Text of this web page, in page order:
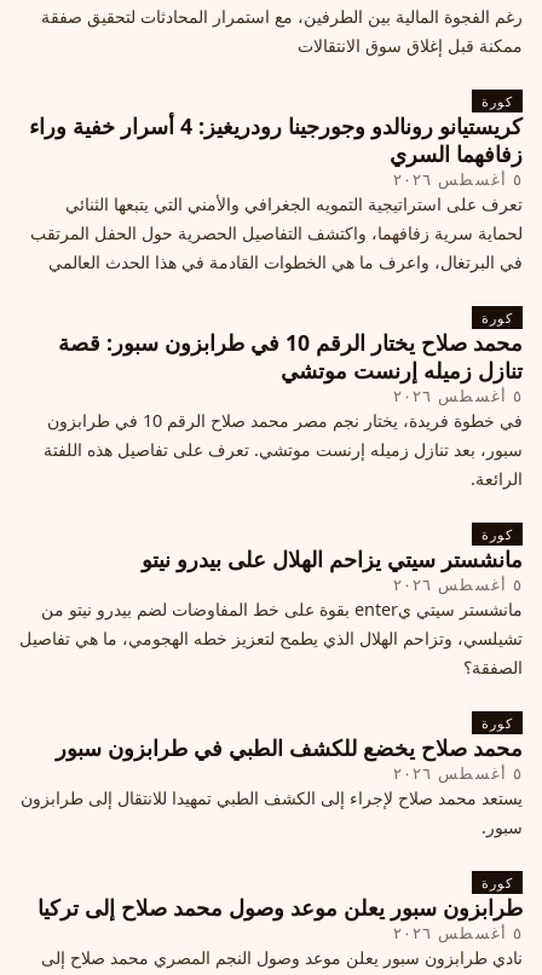
رغم الفجوة المالية بين الطرفين، مع استمرار المحادثات لتحقيق صفقة
ممكنة قبل إغلاق سوق الانتقالات
كورة
كريستيانو رونالدو وجورجينا رودريغيز: 4 أسرار خفية وراء
زفافهما السري
٥ أغسطس ٢٠٢٦
تعرف على استراتيجية التمويه الجغرافي والأمني التي يتبعها الثنائي
لحماية سرية زفافهما، واكتشف التفاصيل الحصرية حول الحفل المرتقب
في البرتغال، واعرف ما هي الخطوات القادمة في هذا الحدث العالمي
كورة
محمد صلاح يختار الرقم 10 في طرابزون سبور: قصة
تنازل زميله إرنست موتشي
٥ أغسطس ٢٠٢٦
في خطوة فريدة، يختار نجم مصر محمد صلاح الرقم 10 في طرابزون
سبور، بعد تنازل زميله إرنست موتشي. تعرف على تفاصيل هذه اللفتة
الرائعة.
كورة
مانشستر سيتي يزاحم الهلال على بيدرو نيتو
٥ أغسطس ٢٠٢٦
مانشستر سيتي يenter بقوة على خط المفاوضات لضم بيدرو نيتو من
تشيلسي، وتزاحم الهلال الذي يطمح لتعزيز خطه الهجومي، ما هي تفاصيل
الصفقة؟
كورة
محمد صلاح يخضع للكشف الطبي في طرابزون سبور
٥ أغسطس ٢٠٢٦
يستعد محمد صلاح لإجراء إلى الكشف الطبي تمهيدا للانتقال إلى طرابزون
سبور.
كورة
طرابزون سبور يعلن موعد وصول محمد صلاح إلى تركيا
٥ أغسطس ٢٠٢٦
نادي طرابزون سبور يعلن موعد وصول النجم المصري محمد صلاح إلى